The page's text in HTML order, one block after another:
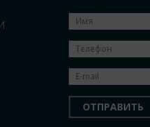
ОТПРАВИТЬ